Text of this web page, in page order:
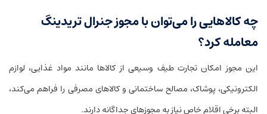
چه کالاهایی را می‌توان با مجوز جنرال تریدینگ
معامله کرد؟
این مجوز امکان تجارت طیف وسیعی از کالاها مانند مواد غذایی، لوازم
الکترونیکی، پوشاک، مصالح ساختمانی و کالاهای مصرفی را فراهم می‌کند،
البته برخی اقلام خاص نیاز به مجوزهای جداگانه دارند.